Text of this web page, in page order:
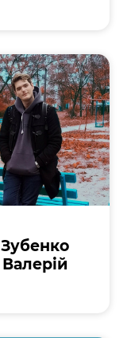
Зубенко
Валерій